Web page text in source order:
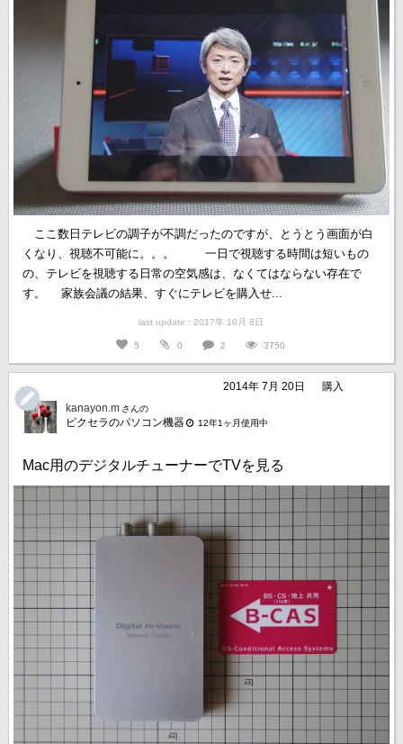
ここ数日テレビの調子が不調だったのですが、とうとう画面が白
くなり、視聴不可能に。。。 一日で視聴する時間は短いもの
の、テレビを視聴する日常の空気感は、なくてはならない存在で
す。 家族会議の結果、すぐにテレビを購入せ...
last update : 2017年 10月 8日
5 0 2 3750
2014年 7月 20日
購入
kanayon.m さんの
ピクセラのパソコン機器 12年1ヶ月使用中
Mac用のデジタルチューナーでTVを見る